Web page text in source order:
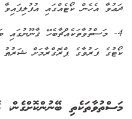
ދަޢުވާ އެހެން ކޯޓެއްގައި
4- މަސްތުވާތަކެއްޗާބެހޭ ޤާނޫނުގައި
ކޯޓުގެ ފަރުވާގެ ޕްރޮގްރާމަށް ޝަރުޠު
މަސްތުވާތަކެތި